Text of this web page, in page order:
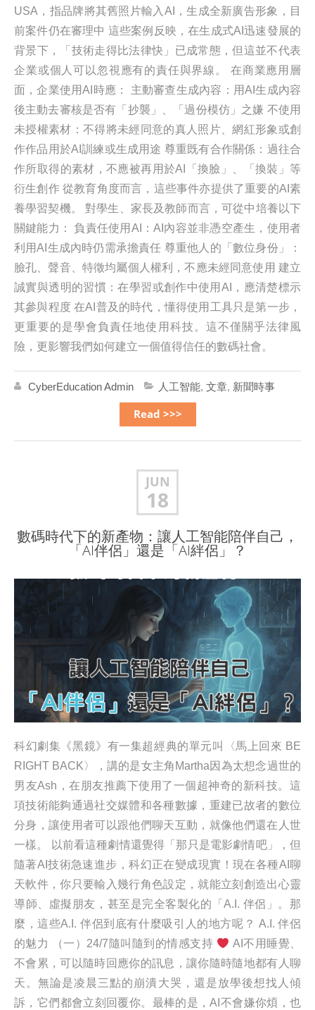
USA，指品牌將其舊照片輸入AI，生成全新廣告形象，目
前案件仍在審理中 這些案例反映，在生成式AI迅速發展的
背景下，「技術走得比法律快」已成常態，但這並不代表
企業或個人可以忽視應有的責任與界線。 在商業應用層
面，企業使用AI時應： 主動審查生成內容：用AI生成內容
後主動去審核是否有「抄襲」、「過份模仿」之嫌 不使用
未授權素材：不得將未經同意的真人照片、網紅形象或創
作作品用於AI訓練或生成用途 尊重既有合作關係：過往合
作所取得的素材，不應被再用於AI「換臉」、「換裝」等
衍生創作 從教育角度而言，這些事件亦提供了重要的AI素
養學習契機。 對學生、家長及教師而言，可從中培養以下
關鍵能力： 負責任使用AI：AI內容並非憑空產生，使用者
利用AI生成內時仍需承擔責任 尊重他人的「數位身份」：
臉孔、聲音、特徵均屬個人權利，不應未經同意使用 建立
誠實與透明的習慣：在學習或創作中使用AI，應清楚標示
其參與程度 在AI普及的時代，懂得使用工具只是第一步，
更重要的是學會負責任地使用科技。這不僅關乎法律風
險，更影響我們如何建立一個值得信任的數碼社會。
CyberEducation Admin 人工智能, 文章, 新聞時事
Read >>>
JUN
18
數碼時代下的新產物：讓人工智能陪伴自己，
「AI伴侶」還是「AI絆侶」？
科幻劇集《黑鏡》有一集超經典的單元叫〈馬上回來 BE
RIGHT BACK〉，講的是女主角Martha因為太想念過世的
男友Ash，在朋友推薦下使用了一個超神奇的新科技。這
項技術能夠通過社交媒體和各種數據，重建已故者的數位
分身，讓使用者可以跟他們聊天互動，就像他們還在人世
一樣。 以前看這種劇情還覺得「那只是電影劇情吧」，但
隨著AI技術急速進步，科幻正在變成現實！現在各種AI聊
天軟件，你只要輸入幾行角色設定，就能立刻創造出心靈
導師、虛擬朋友，甚至是完全客製化的「A.I. 伴侶」。那
麼，這些A.I. 伴侶到底有什麼吸引人的地方呢？ A.I. 伴侶
的魅力 （一）24/7隨叫隨到的情感支持
AI不用睡覺、
不會累，可以隨時回應你的訊息，讓你隨時隨地都有人聊
天。無論是凌晨三點的崩潰大哭，還是放學後想找人傾
訴，它們都會立刻回覆你。最棒的是，AI不會嫌你煩，也